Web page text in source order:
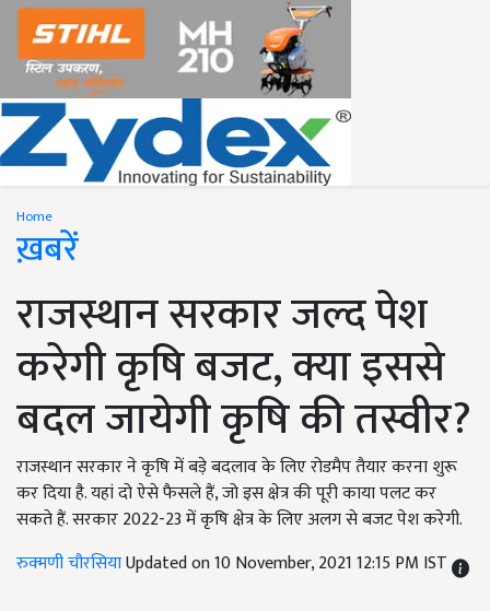
Home
ख़बरें
राजस्थान सरकार जल्द पेश
करेगी कृषि बजट, क्या इससे
बदल जायेगी कृषि की तस्वीर?
राजस्थान सरकार ने कृषि में बड़े बदलाव के लिए रोडमैप तैयार करना शुरू
कर दिया है. यहां दो ऐसे फैसले हैं, जो इस क्षेत्र की पूरी काया पलट कर
सकते हैं. सरकार 2022-23 में कृषि क्षेत्र के लिए अलग से बजट पेश करेगी.
रुक्मणी चौरसियाUpdated on 10 November, 2021 12:15 PM IST